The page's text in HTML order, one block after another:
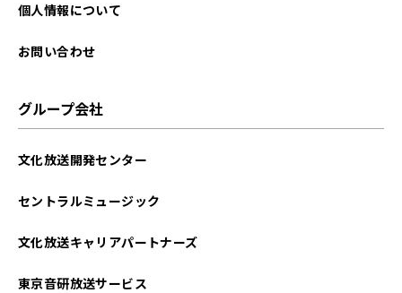
個人情報について
お問い合わせ
グループ会社
文化放送開発センター
セントラルミュージック
文化放送キャリアパートナーズ
東京音研放送サービス